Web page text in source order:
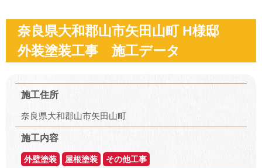
奈良県大和郡山市矢田山町 H様邸
外装塗装工事 施工データ
施工住所
奈良県大和郡山市矢田山町
施工内容
外壁塗装 屋根塗装 その他工事